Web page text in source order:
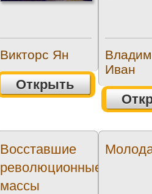
Викторс Ян
Открыть
Иван
Восставшие
революционные
массы